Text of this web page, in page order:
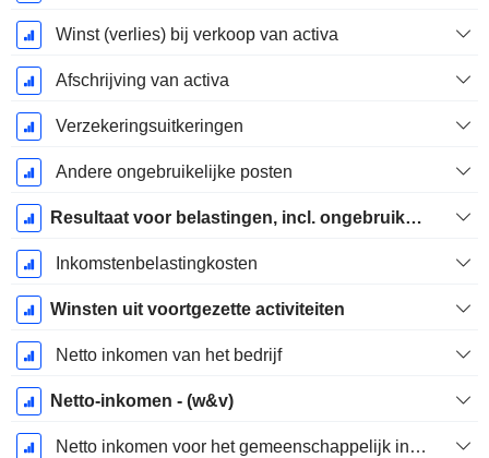
Winst (verlies) bij verkoop van activa
Afschrijving van activa
Verzekeringsuitkeringen
Andere ongebruikelijke posten
Resultaat voor belastingen, incl. ongebruikelijke posten
Inkomstenbelastingkosten
Winsten uit voortgezette activiteiten
Netto inkomen van het bedrijf
Netto-inkomen - (w&v)
Netto inkomen voor het gemeenschappelijk inclusief buitengewone posten